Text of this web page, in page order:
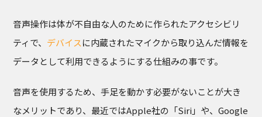
音声操作は体が不自由な人のために作られたアクセシビリ
ティで、 デバイスに内蔵されたマイクから取り込んだ情報を
データとして利用できるようにする仕組みの事です。
音声を使用するため、手足を動かす必要がないことが大き
なメリットであり、最近ではApple社の「Siri」や、Google